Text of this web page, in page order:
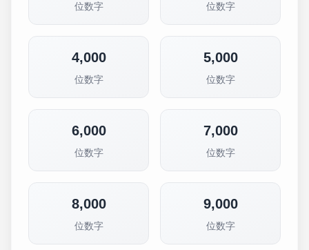
位数字 位数字
4,000
位数字
5,000
位数字
6,000
位数字
7,000
位数字
8,000
位数字
9,000
位数字